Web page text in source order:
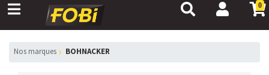
0
Nos marques BOHNACKER